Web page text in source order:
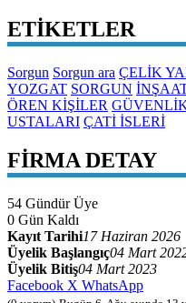
ETİKETLER
Sorgun Sorgun ara ÇELİK
YOZGAT SORGUN
ÖREN KİŞİLER
USTALARI ÇATİ İSLERİ
FİRMA DETAY
54 Gündür Üye
0 Gün Kaldı
Kayıt Tarihi17 Haziran 2026
Üyelik Başlangıç04 Mart
Üyelik Bitiş04 Mart 2023
Facebook X WhatsApp